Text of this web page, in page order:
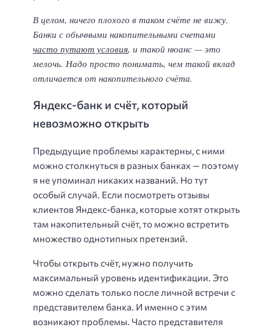
В целом, ничего плохого в таком счёте не вижу.
Банки с обычными накопительными счетами
часто путают условия, и такой нюанс — это
мелочь. Надо просто понимать, чем такой вклад
отличается от накопительного счёта.
Яндекс-банк и счёт, который
невозможно открыть
Предыдущие проблемы характерны, с ними
можно столкнуться в разных банках — поэтому
я не упоминал никаких названий. Но тут
особый случай. Если посмотреть отзывы
клиентов Яндекс-банка, которые хотят открыть
там накопительный счёт, то можно встретить
множество однотипных претензий.
Чтобы открыть счёт, нужно получить
максимальный уровень идентификации. Это
можно сделать только после личной встречи с
представителем банка. И именно с этим
возникают проблемы. Часто представителя